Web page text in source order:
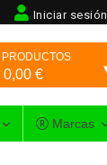
Iniciar sesión
PRODUCTOS
0,00 €
Marcas